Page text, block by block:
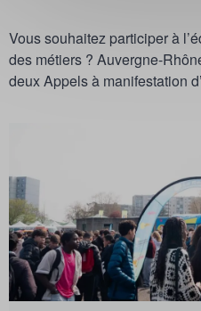
Vous souhaitez participer à
des métiers ? Auvergne-
deux Appels à manifestation